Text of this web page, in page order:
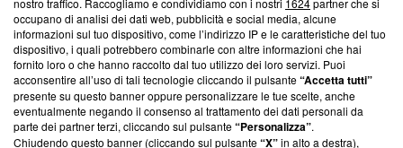
News, sui nostri processi editoriali e su come ci impegniamo a
creare news di qualità. Inoltre, afferma la nostra aderenza a
‘Trust Project - News with Integrity’Blasting News non è
ancora membro del programma, ma ha richiesto di farne
parte; Trust Project non ha ancora effettuato una verifica di
conformità agli standard.
Su di noi
nostro traffico. Raccogliamo e condividiamo con i nostri 1624partner che si
occupano di analisi dei dati web, pubblicità e social media, alcune
informazioni sul tuo dispositivo, come l’indirizzo IP e le caratteristiche del tuo
dispositivo, i quali potrebbero combinarle con altre informazioni che hai
fornito loro o che hanno raccolto dal tuo utilizzo dei loro servizi. Puoi
acconsentire all’uso di tali tecnologie cliccando il pulsante“Accetta tutti”
presente su questo banner oppure personalizzare le tue scelte, anche
eventualmente negando il consenso al trattamento dei dati personali da
parte dei partner terzi, cliccando sul pulsante“Personalizza”.
Chiudendo questo banner (cliccando sul pulsante“X”in alto a destra),